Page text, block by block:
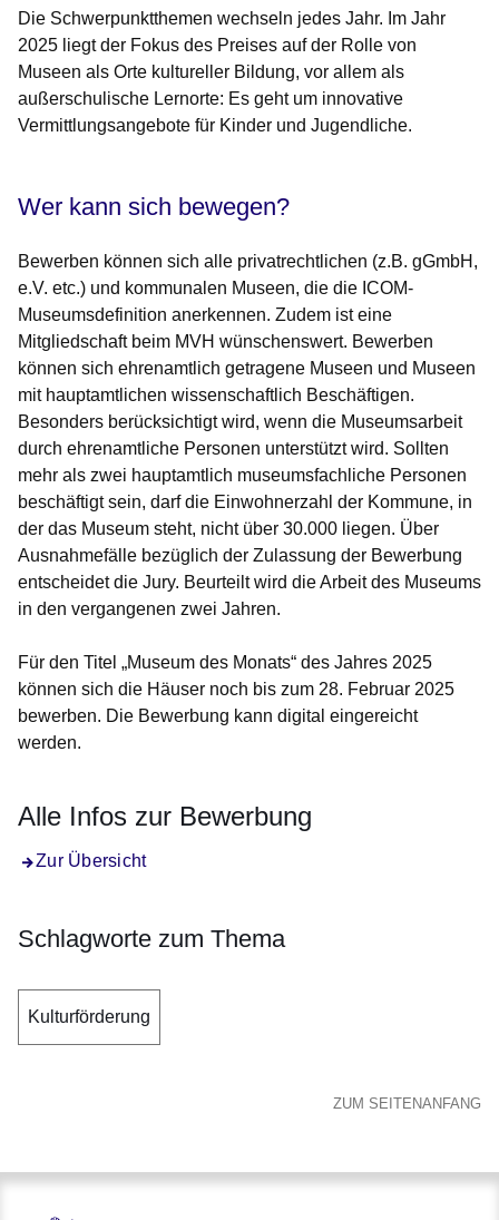
Die Schwerpunktthemen wechseln jedes Jahr. Im Jahr
2025 liegt der Fokus des Preises auf der Rolle von
Museen als Orte kultureller Bildung, vor allem als
außerschulische Lernorte: Es geht um innovative
Vermittlungsangebote für Kinder und Jugendliche.
Wer kann sich bewegen?
Bewerben können sich alle privatrechtlichen (z.B. gGmbH,
e.V. etc.) und kommunalen Museen, die die ICOM-
Museumsdefinition anerkennen. Zudem ist eine
Mitgliedschaft beim MVH wünschenswert. Bewerben
können sich ehrenamtlich getragene Museen und Museen
mit hauptamtlichen wissenschaftlich Beschäftigen.
Besonders berücksichtigt wird, wenn die Museumsarbeit
durch ehrenamtliche Personen unterstützt wird. Sollten
mehr als zwei hauptamtlich museumsfachliche Personen
beschäftigt sein, darf die Einwohnerzahl der Kommune, in
der das Museum steht, nicht über 30.000 liegen. Über
Ausnahmefälle bezüglich der Zulassung der Bewerbung
entscheidet die Jury. Beurteilt wird die Arbeit des Museums
in den vergangenen zwei Jahren.
Für den Titel „Museum des Monats“ des Jahres 2025
können sich die Häuser noch bis zum 28. Februar 2025
bewerben. Die Bewerbung kann digital eingereicht
werden.
Alle Infos zur Bewerbung
Zur Übersicht
Schlagworte zum Thema
Kulturförderung
ZUM SEITENANFANG